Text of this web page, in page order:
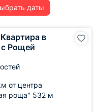
даты
в
с Рощей
от центра
роща" 532 м